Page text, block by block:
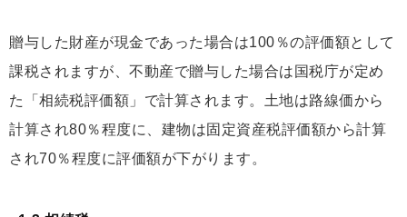
贈与した財産が現金であった場合は100％の評価額として
課税されますが、不動産で贈与した場合は国税庁が定め
た「相続税評価額」で計算されます。土地は路線価から
計算され80％程度に、建物は固定資産税評価額から計算
され70％程度に評価額が下がります。